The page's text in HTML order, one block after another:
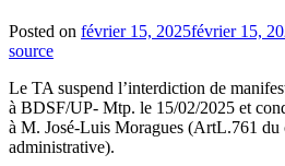
Posted on février 15, 2025février 15,
source
Le TA suspend l’interdiction de
à BDSF/UP- Mtp. le 15/02/2025 et
à M. José-Luis Moragues (ArtL.761 du
administrative).